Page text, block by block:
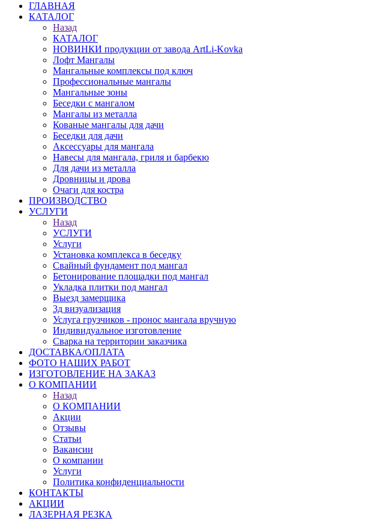
ГЛАВНАЯ
КАТАЛОГ
Назад
КАТАЛОГ
НОВИНКИ продукции от завода ArtLi-Kovka
Лофт Мангалы
Мангальные комплексы под ключ
Профессиональные мангалы
Мангальные зоны
Беседки с мангалом
Мангалы из металла
Кованые мангалы для дачи
Беседки для дачи
Аксессуары для мангала
Навесы для мангала, гриля и барбекю
Для дачи из металла
Дровницы и дрова
Очаги для костра
ПРОИЗВОДСТВО
УСЛУГИ
Назад
УСЛУГИ
Услуги
Установка комплекса в беседку
Свайный фундамент под мангал
Бетонирование площадки под мангал
Укладка плитки под мангал
Выезд замерщика
3д визуализация
Услуга грузчиков - пронос мангала вручную
Индивидуальное изготовление
Сварка на территории заказчика
ДОСТАВКА/ОПЛАТА
ФОТО НАШИХ РАБОТ
ИЗГОТОВЛЕНИЕ НА ЗАКАЗ
О КОМПАНИИ
Назад
О КОМПАНИИ
Акции
Отзывы
Статьи
Вакансии
О компании
Услуги
Политика конфиденциальности
КОНТАКТЫ
АКЦИИ
ЛАЗЕРНАЯ РЕЗКА